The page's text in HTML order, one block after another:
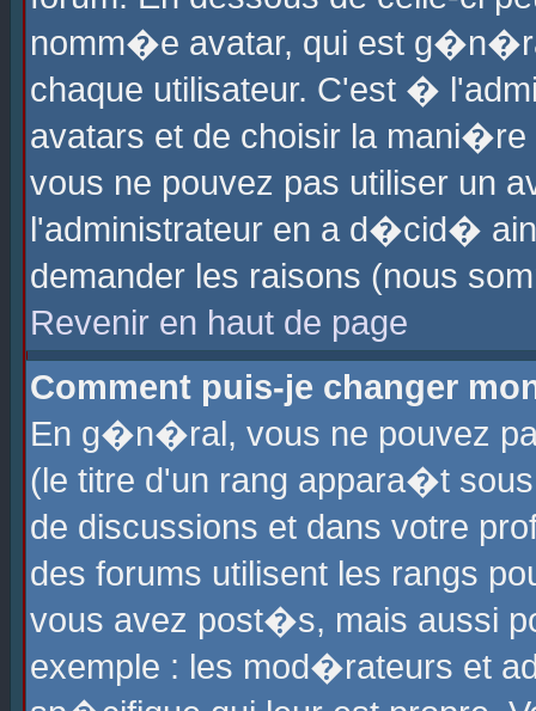
nomm�e avatar, qui est
chaque utilisateur. C'est �
avatars et de choisir la
vous ne pouvez pas utiliser un
l'administrateur en a d�cid�
demander les raisons (nous
Revenir en haut de page
Comment puis-je changer
En g�n�ral, vous ne pouvez
(le titre d'un rang appara�t
de discussions et dans votre
des forums utilisent les rangs
vous avez post�s, mais aussi
exemple : les mod�rateurs et